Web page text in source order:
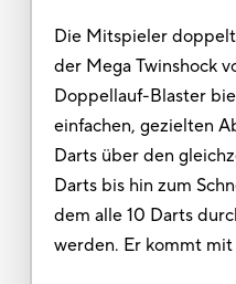
Die Mitspieler
der Mega Twinshock
Doppellauf-Blaster
einfachen, gezielten
Darts über den
Darts bis hin zum
dem alle 10 Darts
werden. Er kommt